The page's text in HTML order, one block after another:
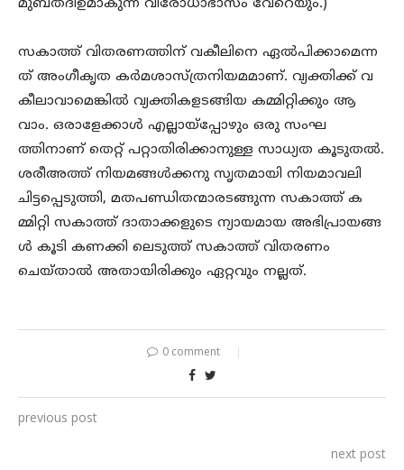
മുബ്തദിഉമാകുന്ന വിരോധാഭാസം വേറെയും.)
സകാത്ത് വിതരണത്തിന് വകീലിനെ ഏൽപിക്കാമെന്ന
ത് അംഗീകൃത കർമശാസ്ത്രനിയമമാണ്. വ്യക്തിക്ക് വ
കീലാവാമെങ്കിൽ വ്യക്തികളടങ്ങിയ കമ്മിറ്റിക്കും ആ
വാം. ഒരാളേക്കാൾ എല്ലായ്പ്പോഴും ഒരു സംഘ
ത്തിനാണ് തെറ്റ് പറ്റാതിരിക്കാനുള്ള സാധ്യത കൂടുതൽ.
ശരീഅത്ത് നിയമങ്ങൾക്കനു സൃതമായി നിയമാവലി
ചിട്ടപ്പെടുത്തി, മതപണ്ഡിതന്മാരടങ്ങുന്ന സകാത്ത് ക
മ്മിറ്റി സകാത്ത് ദാതാക്കളുടെ ന്യായമായ അഭിപ്രായങ്ങ
ൾ കൂടി കണക്കി ലെടുത്ത് സകാത്ത് വിതരണം
ചെയ്താൽ അതായിരിക്കും ഏറ്റവും നല്ലത്.
0 comment
previous post
next post